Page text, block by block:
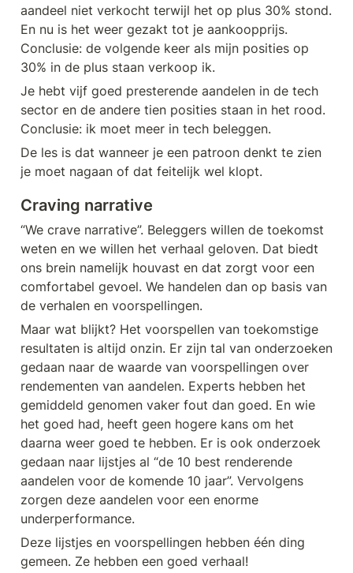
aandeel niet verkocht terwijl het op plus 30% stond.
En nu is het weer gezakt tot je aankoopprijs.
Conclusie: de volgende keer als mijn posities op
30% in de plus staan verkoop ik.
Je hebt vijf goed presterende aandelen in de tech
sector en de andere tien posities staan in het rood.
Conclusie: ik moet meer in tech beleggen.
De les is dat wanneer je een patroon denkt te zien
je moet nagaan of dat feitelijk wel klopt.
Craving narrative
“We crave narrative”. Beleggers willen de toekomst
weten en we willen het verhaal geloven. Dat biedt
ons brein namelijk houvast en dat zorgt voor een
comfortabel gevoel. We handelen dan op basis van
de verhalen en voorspellingen.
Maar wat blijkt? Het voorspellen van toekomstige
resultaten is altijd onzin. Er zijn tal van onderzoeken
gedaan naar de waarde van voorspellingen over
rendementen van aandelen. Experts hebben het
gemiddeld genomen vaker fout dan goed. En wie
het goed had, heeft geen hogere kans om het
daarna weer goed te hebben. Er is ook onderzoek
gedaan naar lijstjes al “de 10 best renderende
aandelen voor de komende 10 jaar”. Vervolgens
zorgen deze aandelen voor een enorme
underperformance.
Deze lijstjes en voorspellingen hebben één ding
gemeen. Ze hebben een goed verhaal!